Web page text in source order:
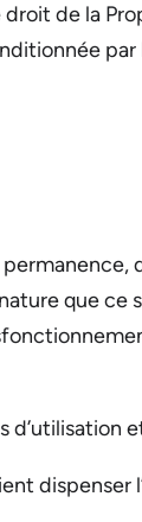
de la
que ce
dispenser